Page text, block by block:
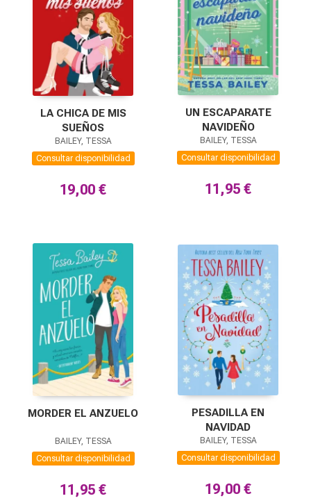
LA CHICA DE MIS
SUEÑOS
BAILEY, TESSA
Consultar disponibilidad
19,00 €
UN ESCAPARATE
NAVIDEÑO
BAILEY, TESSA
Consultar disponibilidad
11,95 €
MORDER EL ANZUELO
BAILEY, TESSA
Consultar disponibilidad
11,95 €
PESADILLA EN
NAVIDAD
BAILEY, TESSA
Consultar disponibilidad
19,00 €